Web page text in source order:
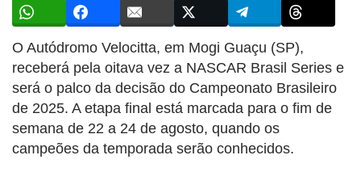
O Autódromo Velocitta, em Mogi Guaçu (SP),
receberá pela oitava vez a NASCAR Brasil Series e
será o palco da decisão do Campeonato Brasileiro
de 2025. A etapa final está marcada para o fim de
semana de 22 a 24 de agosto, quando os
campeões da temporada serão conhecidos.